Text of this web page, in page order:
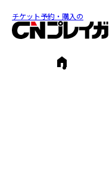
チケット予約・購入の